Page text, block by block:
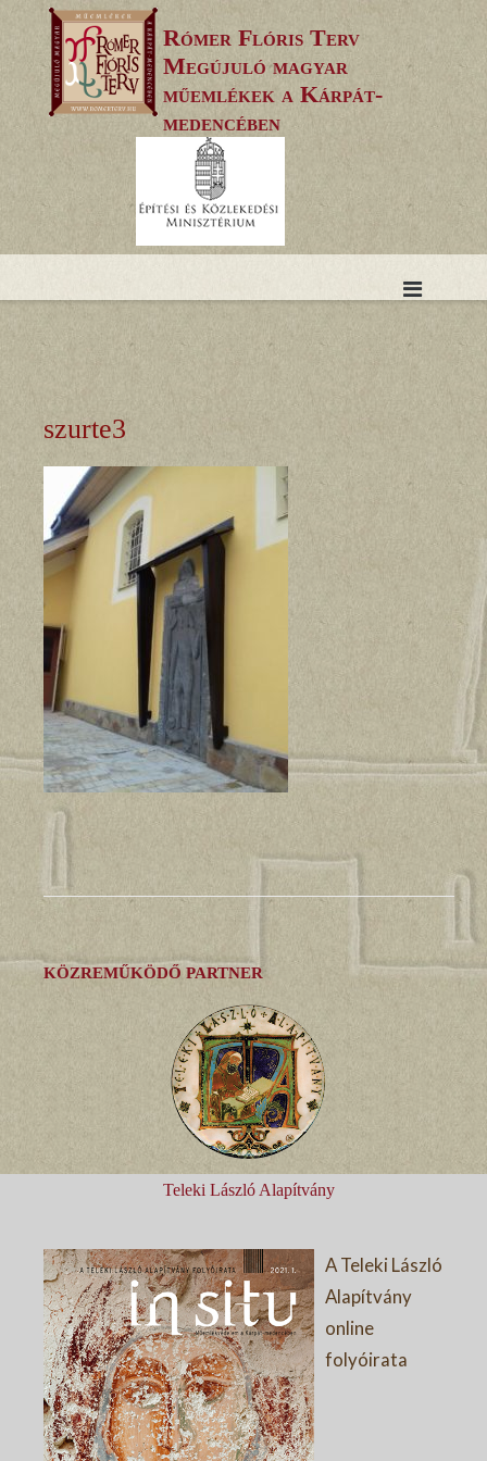
to
content
Rómer Flóris Terv
Megújuló magyar
műemlékek a Kárpát-
medencében
szurte3
KÖZREMŰKÖDŐ PARTNER
Teleki László Alapítvány
A Teleki László
Alapítvány
online
folyóirata